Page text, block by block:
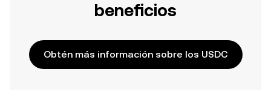
beneficios
Obtén más información sobre los USDC